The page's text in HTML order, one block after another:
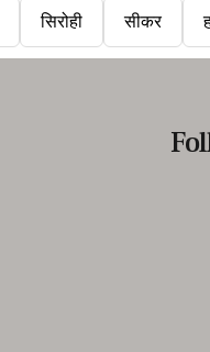
सिरोही सीकर